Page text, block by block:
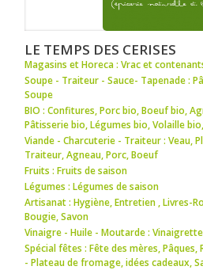
LE TEMPS DES CERISES
Magasins et Horeca : Vrac et
Soupe - Traiteur - Sauce- Tapenade :
Soupe
BIO : Confitures,Porc bio,Boeuf bio,
Pâtisserie bio,Légumes bio,Volaille bio
Viande - Charcuterie - Traiteur : Veau,
Traiteur,Agneau,Porc,Boeuf
Fruits : Fruits de saison
Légumes : Légumes de saison
Artisanat : Hygiène,Entretien ,Livres-
Bougie,Savon
Vinaigre - Huile - Moutarde : Vinaigrette
Spécial fêtes : Fête des mères,Pâques,
- Plateau de fromage,idées cadeaux,